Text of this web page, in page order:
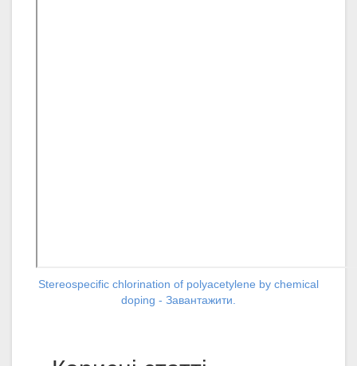
Stereospecific chlorination of polyacetylene by chemical
doping - Завантажити.